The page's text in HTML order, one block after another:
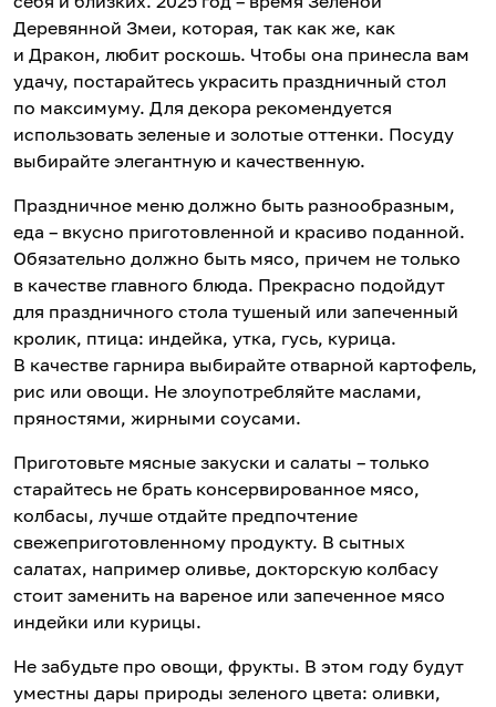
Деревянной Змеи, которая, так как же, как
и Дракон, любит роскошь. Чтобы она принесла вам
удачу, постарайтесь украсить праздничный стол
по максимуму. Для декора рекомендуется
использовать зеленые и золотые оттенки. Посуду
выбирайте элегантную и качественную.
Праздничное меню должно быть разнообразным,
еда – вкусно приготовленной и красиво поданной.
Обязательно должно быть мясо, причем не только
в качестве главного блюда. Прекрасно подойдут
для праздничного стола тушеный или запеченный
кролик, птица: индейка, утка, гусь, курица.
В качестве гарнира выбирайте отварной картофель,
рис или овощи. Не злоупотребляйте маслами,
пряностями, жирными соусами.
Приготовьте мясные закуски и салаты – только
старайтесь не брать консервированное мясо,
колбасы, лучше отдайте предпочтение
свежеприготовленному продукту. В сытных
салатах, например оливье, докторскую колбасу
стоит заменить на вареное или запеченное мясо
индейки или курицы.
Не забудьте про овощи, фрукты. В этом году будут
уместны дары природы зеленого цвета: оливки,